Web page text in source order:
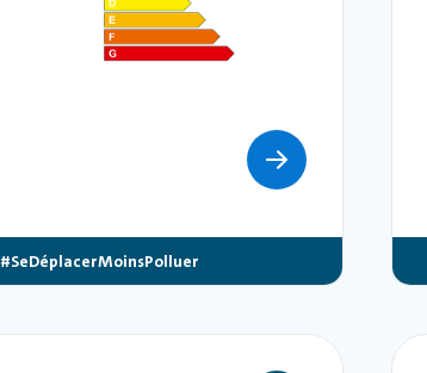
#SeDéplacerMoinsPolluer